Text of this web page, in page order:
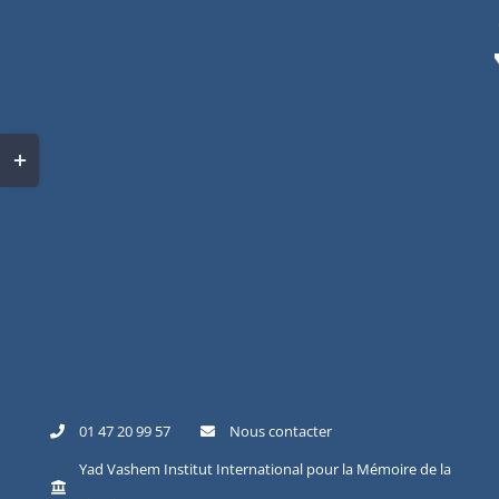
01 47 20 99 57
Nous contacter
Yad Vashem Institut International pour la Mémoire de la
Toggle
Sliding